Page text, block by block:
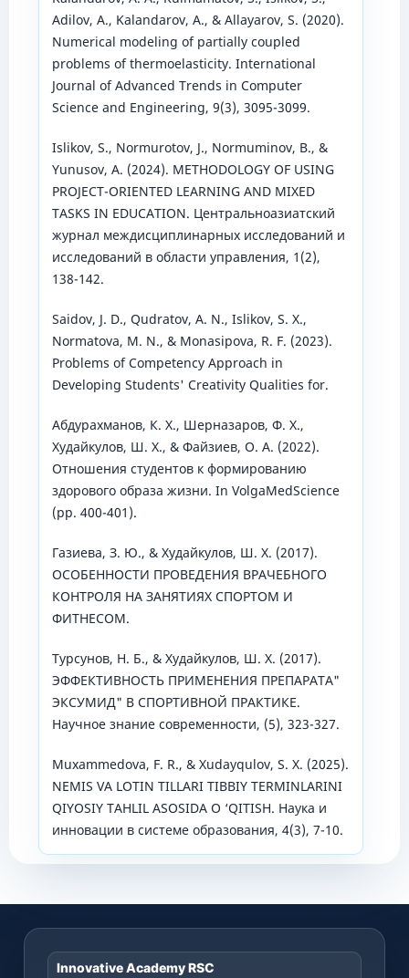
Adilov, A., Kalandarov, A., & Allayarov, S. (2020).
Numerical modeling of partially coupled
problems of thermoelasticity. International
Journal of Advanced Trends in Computer
Science and Engineering, 9(3), 3095-3099.
Islikov, S., Normurotov, J., Normuminov, B., &
Yunusov, A. (2024). METHODOLOGY OF USING
PROJECT-ORIENTED LEARNING AND MIXED
TASKS IN EDUCATION. Центральноазиатский
журнал междисциплинарных исследований и
исследований в области управления, 1(2),
138-142.
Saidov, J. D., Qudratov, A. N., Islikov, S. X.,
Normatova, M. N., & Monasipova, R. F. (2023).
Problems of Competency Approach in
Developing Students' Creativity Qualities for.
Абдурахманов, К. Х., Шерназаров, Ф. Х.,
Худайкулов, Ш. Х., & Файзиев, О. А. (2022).
Отношения студентов к формированию
здорового образа жизни. In VolgaMedScience
(pp. 400-401).
Газиева, З. Ю., & Худайкулов, Ш. Х. (2017).
ОСОБЕННОСТИ ПРОВЕДЕНИЯ ВРАЧЕБНОГО
КОНТРОЛЯ НА ЗАНЯТИЯХ СПОРТОМ И
ФИТНЕСОМ.
Турсунов, Н. Б., & Худайкулов, Ш. Х. (2017).
ЭФФЕКТИВНОСТЬ ПРИМЕНЕНИЯ ПРЕПАРАТА"
ЭКСУМИД" В СПОРТИВНОЙ ПРАКТИКЕ.
Научное знание современности, (5), 323-327.
Muxammedova, F. R., & Xudayqulov, S. X. (2025).
NEMIS VA LOTIN TILLARI TIBBIY TERMINLARINI
QIYOSIY TAHLIL ASOSIDA O ‘QITISH. Наука и
инновации в системе образования, 4(3), 7-10.
Innovative Academy RSC